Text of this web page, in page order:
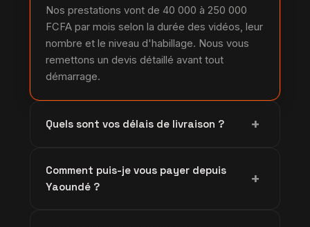
Nos prestations vont de 40 000 à 250 000
FCFA par mois selon la durée des vidéos, leur
nombre et le niveau d'habillage. Nous vous
remettons un devis détaillé avant tout
démarrage.
Quels sont vos délais de livraison ? +
réception des rushes. Les projets plus
complets, comme une vidéo institutionnelle,
Comment puis-je vous payer depuis
Yaoundé ?
+